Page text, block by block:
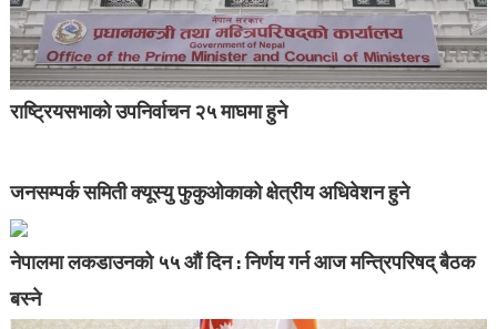
राष्ट्रियसभाको उपनिर्वाचन २५ माघमा हुने
जनसम्पर्क समिती क्यूस्यु फुकुओकाको क्षेत्रीय अधिवेशन हुने
नेपालमा लकडाउनको ५५ औं दिन : निर्णय गर्न आज मन्त्रिपरिषद् बैठक
बस्ने